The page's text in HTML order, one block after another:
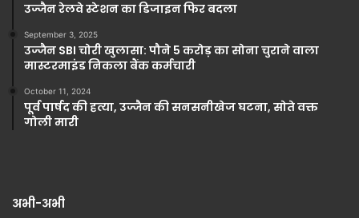
उज्जैन रेलवे स्टेशन का डिजाइन फिर बदला
September 3, 2025
उज्जैन SBI चोरी खुलासा: पौने 5 करोड़ का सोना चुराने वाला
मास्टरमाइंड निकला बैंक कर्मचारी
October 11, 2024
पूर्व पार्षद की हत्या, उज्जैन की सनसनीखेज घटना, सोते वक्त
गोली मारी
अभी-अभी